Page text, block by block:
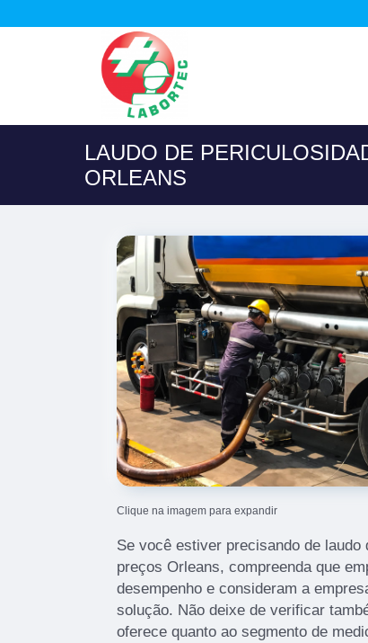
LAUDO DE
ORLEANS
Clique na imagem para expandir
Se você estiver precisando de
preços Orleans, compreenda que
desempenho e consideram a
solução. Não deixe de verificar
oferece quanto ao segmento de